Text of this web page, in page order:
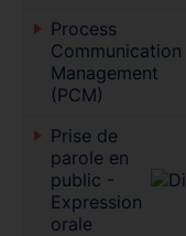
Process
Communication
Management
(PCM)
Prise de
parole en
public -
Expression
orale